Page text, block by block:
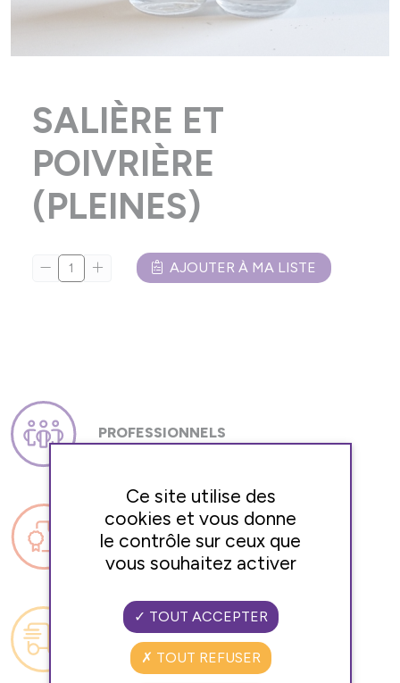
SALIÈRE ET
POIVRIÈRE
(PLEINES)
AJOUTER À MA LISTE
PROFESSIONNELS
QUALIFIÉS
RESPECT DES RÈGLES SANITAIRES
RÉACTIVITÉ
Ce site utilise des
cookies et vous donne
le contrôle sur ceux que
vous souhaitez activer
TOUT ACCEPTER
TOUT REFUSER